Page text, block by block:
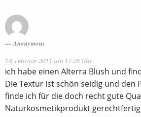
Anonymous
14. Februar 2011 um 17:26 Uhr
ich habe einen Alterra Blush und
Die Textur ist schön seidig und den
finde ich für die doch recht gute
Naturkosmetikprodukt